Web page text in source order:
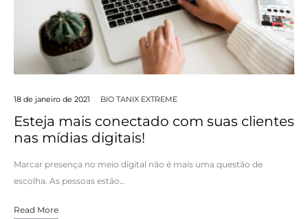
18 de janeiro de 2021 BIO TANIX EXTREME
Esteja mais conectado com suas clientes
nas mídias digitais!
Marcar presença no meio digital não é mais uma questão de
escolha. As pessoas estão…
Read More